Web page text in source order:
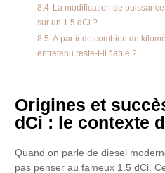
8.4 La modification de
sur un 1.5 dCi ?
8.5 À partir de combien de
entretenu reste-t-il fiable ?
Origines et
dCi : le contexte
Quand on parle de diesel
pas penser au fameux 1.5 dCi.